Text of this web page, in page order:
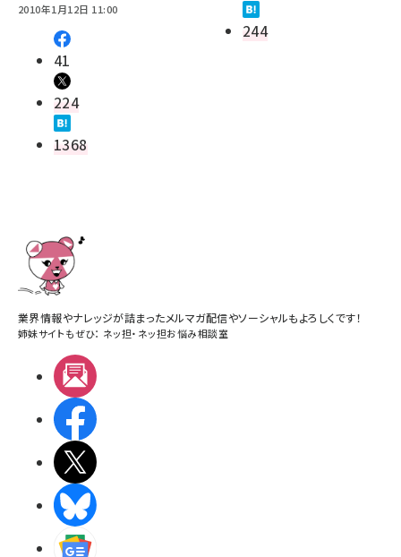
2010年1月12日 11:00
41
224
1368
244
業界情報やナレッジが詰まったメルマガ配信やソーシャルもよろしくです！
姉妹サイトもぜひ： ネッ担・ ネッ担お悩み相談室